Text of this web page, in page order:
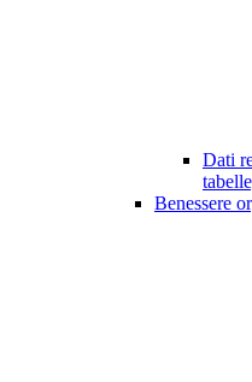
Dati
Benessere